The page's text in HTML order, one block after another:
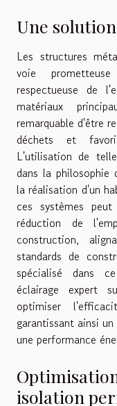
Une
Les structures
voie
respectueuse de
matériaux
remarquable d'être
déchets et
L'utilisation de
dans la
la réalisation d'un
ces systèmes
réduction de
construction,
standards de
spécialisé dans
éclairage expert
optimiser
garantissant ainsi
une performance
isolation